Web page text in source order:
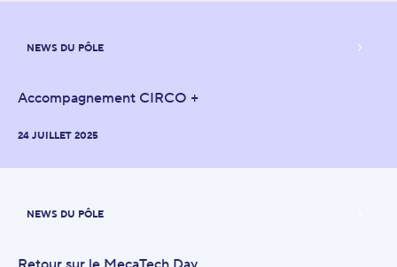
Accompagnement CIRCO +
24 JUILLET 2025
NEWS DU PÔLE
NEWS DU PÔLE